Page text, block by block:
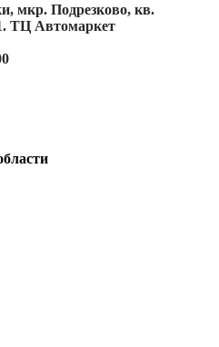
мкр. Подрезково, кв.
ТЦ Автомаркет